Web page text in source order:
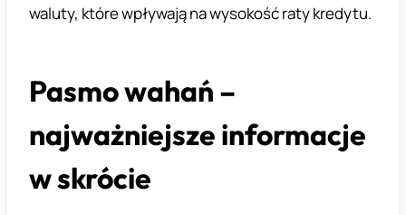
waluty, które wpływają na wysokość raty kredytu.
Pasmo wahań –
najważniejsze informacje
w skrócie